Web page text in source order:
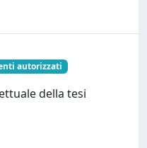
autorizzati
della tesi